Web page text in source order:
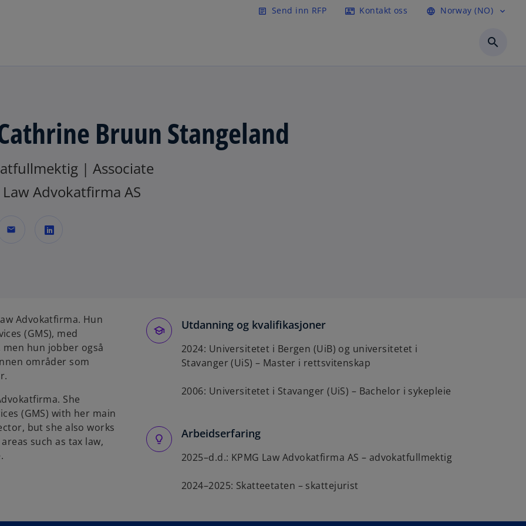
article Send inn RFP contact_mail Kontakt oss language Norway (NO) expand_more
search
Bruun Stangeland
| Associate
Law Advokatfirma AS
mail
i
n
a
n
w
t
a
b
Advokatfirma. Hun
(GMS), med
hun jobber også
områder som
She
(GMS) with her main
but she also works
such as tax law,
Utdanning og kvalifikasjoner
2024: Universitetet i Bergen (UiB) og universitetet i
Stavanger (UiS) – Master i rettsvitenskap
2006: Universitetet i Stavanger (UiS) – Bachelor i sykepleie
Arbeidserfaring
2025–d.d.: KPMG Law Advokatfirma AS – advokatfullmektig
2024–2025: Skatteetaten – skattejurist